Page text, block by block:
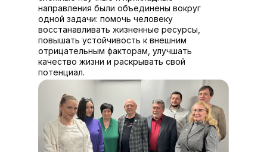
направления были объединены вокруг
одной задачи: помочь человеку
восстанавливать жизненные ресурсы,
повышать устойчивость к внешним
отрицательным факторам, улучшать
качество жизни и раскрывать свой
потенциал.